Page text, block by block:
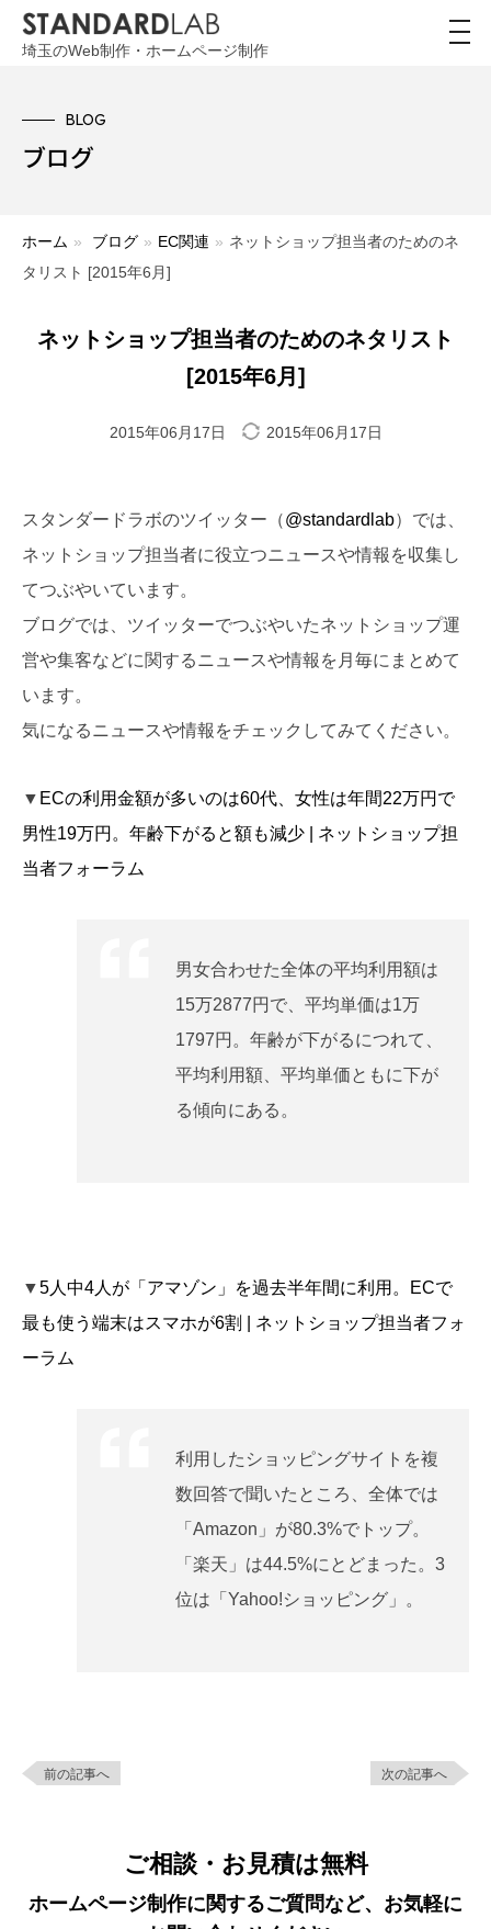
埼玉のWeb制作・ホームページ制作
BLOG
ブログ
ホーム » ブログ » EC関連 » ネットショップ担当者のためのネ
タリスト [2015年6月]
ネットショップ担当者のためのネタリスト
[2015年6月]
2015年06月17日 2015年06月17日
スタンダードラボのツイッター（@standardlab）では、
ネットショップ担当者に役立つニュースや情報を収集し
てつぶやいています。
ブログでは、ツイッターでつぶやいたネットショップ運
営や集客などに関するニュースや情報を月毎にまとめて
います。
気になるニュースや情報をチェックしてみてください。
▼ ECの利用金額が多いのは60代、女性は年間22万円で
男性19万円。年齢下がると額も減少 | ネットショップ担
当者フォーラム
男女合わせた全体の平均利用額は
15万2877円で、平均単価は1万
1797円。年齢が下がるにつれて、
平均利用額、平均単価ともに下が
る傾向にある。
▼5人中4人が「アマゾン」を過去半年間に利用。ECで
最も使う端末はスマホが6割 | ネットショップ担当者フォ
ーラム
利用したショッピングサイトを複
数回答で聞いたところ、全体では
「Amazon」が80.3%でトップ。
「楽天」は44.5%にとどまった。3
位は「Yahoo!ショッピング」。
前の記事へ 次の記事へ
ご相談・お見積は無料
ホームページ制作に関するご質問など、お気軽に